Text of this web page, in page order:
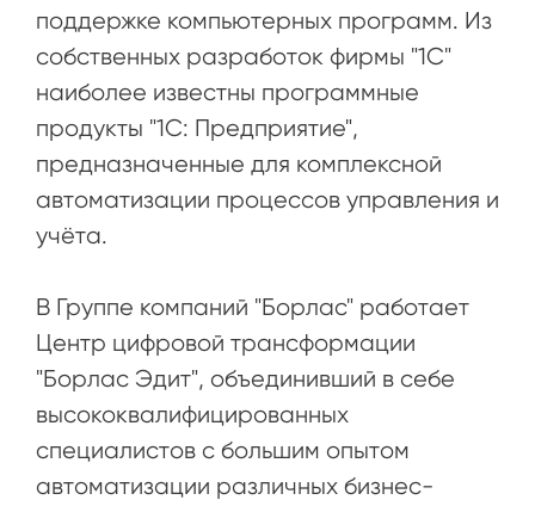
поддержке компьютерных программ. Из
собственных разработок фирмы "1С"
наиболее известны программные
продукты "1С: Предприятие",
предназначенные для комплексной
автоматизации процессов управления и
учёта.
В Группе компаний "Борлас" работает
Центр цифровой трансформации
"Борлас Эдит", объединивший в себе
высококвалифицированных
специалистов с большим опытом
автоматизации различных бизнес-